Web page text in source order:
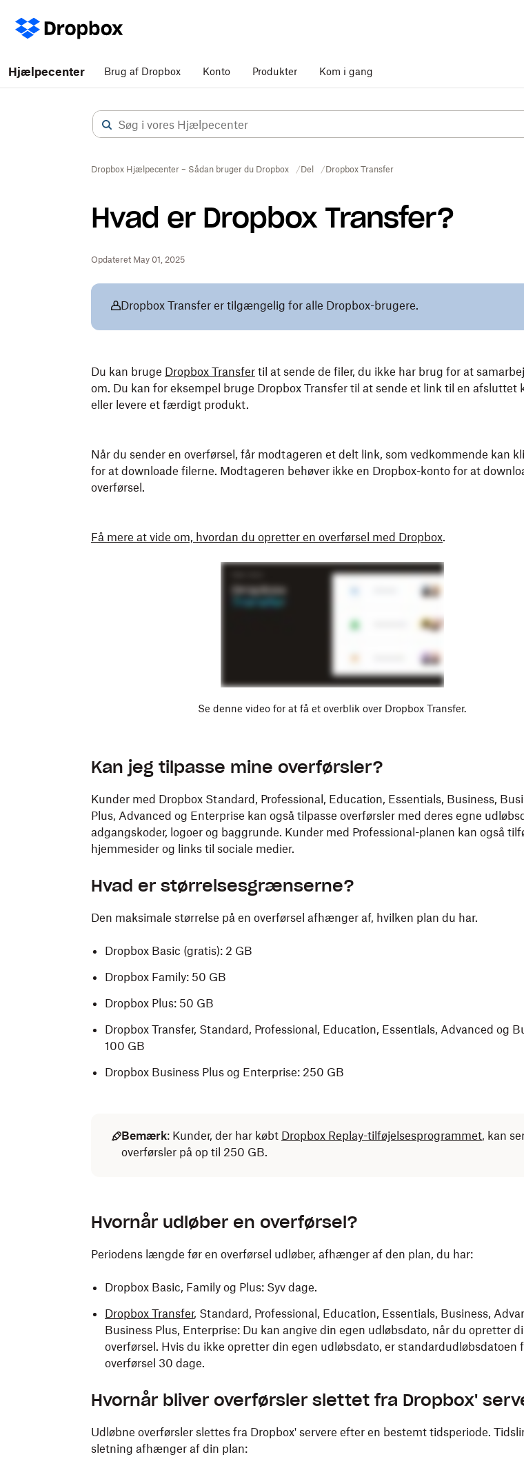
Hjælpecenter Brug af Dropbox Konto Produkter Kom i gang
Dropbox Hjælpecenter – Sådan bruger du Dropbox Del Dropbox Transfer
Hvad er Dropbox Transfer?
Opdateret May 01, 2025
Dropbox Transfer er tilgængelig for alle Dropbox-brugere.
Du kan bruge Dropbox Transfer til at sende de filer, du ikke har brug for at
om. Du kan for eksempel bruge Dropbox Transfer til at sende et link til en afsluttet
eller levere et færdigt produkt.
Når du sender en overførsel, får modtageren et delt link, som vedkommende kan
for at downloade filerne. Modtageren behøver ikke en Dropbox-konto for at
overførsel.
Få mere at vide om, hvordan du opretter en overførsel med Dropbox.
Se denne video for at få et overblik over Dropbox Transfer.
Kan jeg tilpasse mine overførsler?
Kunder med Dropbox Standard, Professional, Education, Essentials, Business,
Plus, Advanced og Enterprise kan også tilpasse overførsler med deres egne
adgangskoder, logoer og baggrunde. Kunder med Professional-planen kan også
hjemmesider og links til sociale medier.
Hvad er størrelsesgrænserne?
Den maksimale størrelse på en overførsel afhænger af, hvilken plan du har.
Dropbox Basic (gratis): 2 GB
Dropbox Family: 50 GB
Dropbox Plus: 50 GB
Dropbox Transfer, Standard, Professional, Education, Essentials, Advanced og
100 GB
Dropbox Business Plus og Enterprise: 250 GB
Bemærk: Kunder, der har købt Dropbox Replay-tilføjelsesprogrammet, kan
overførsler på op til 250 GB.
Hvornår udløber en overførsel?
Periodens længde før en overførsel udløber, afhænger af den plan, du har:
Dropbox Basic, Family og Plus: Syv dage.
Dropbox Transfer, Standard, Professional, Education, Essentials, Business,
Business Plus, Enterprise: Du kan angive din egen udløbsdato, når du opretter
overførsel. Hvis du ikke opretter din egen udløbsdato, er standardudløbsdatoen
overførsel 30 dage.
Hvornår bliver overførsler slettet fra Dropbox'
Udløbne overførsler slettes fra Dropbox' servere efter en bestemt tidsperiode.
sletning afhænger af din plan: